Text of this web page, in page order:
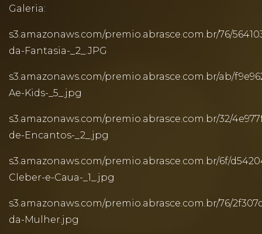
Galeria:
s3.amazonaws.com/premio.abrasce.com.br/76/
da-Fantasia-_2_.JPG
s3.amazonaws.com/premio.abrasce.com.br/ab/
Ae-Kids-_5_.jpg
s3.amazonaws.com/premio.abrasce.com.br/32/
de-Encantos-_2_.jpg
s3.amazonaws.com/premio.abrasce.com.br/6f/
Cleber-e-Caua-_1_.jpg
s3.amazonaws.com/premio.abrasce.com.br/76/
da-Mulher.jpg